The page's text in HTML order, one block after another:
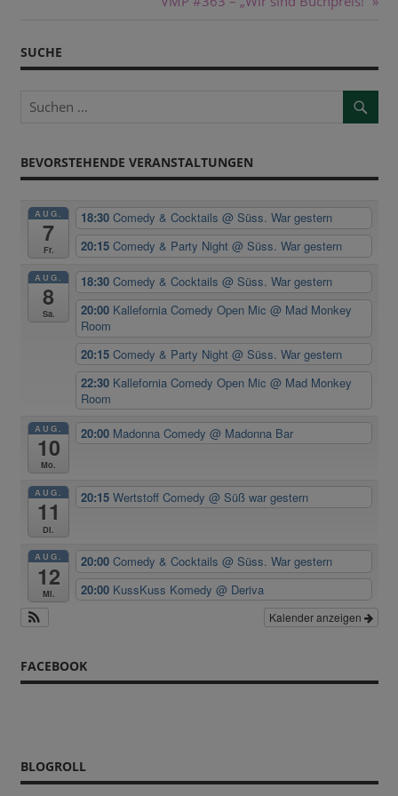
SUCHE
BEVORSTEHENDE VERANSTALTUNGEN
AUG.
7
Fr.
18:30Comedy & Cocktails@ Süss. War gestern
20:15Comedy & Party Night@ Süss. War gestern
AUG.
8
Sa.
18:30Comedy & Cocktails@ Süss. War gestern
20:00 Kallefornia Comedy Open Mic@ Mad Monkey
Room
20:15Comedy & Party Night@ Süss. War gestern
22:30 Kallefornia Comedy Open Mic@ Mad Monkey
Room
AUG.
10
Mo.
20:00 Madonna Comedy@ Madonna Bar
AUG.
11
Di.
20:15Wertstoff Comedy@ Süß war gestern
AUG.
12
Mi.
20:00Comedy & Cocktails@ Süss. War gestern
20:00 KussKuss Komedy@ Deriva
Kalender anzeigen
FACEBOOK
BLOGROLL